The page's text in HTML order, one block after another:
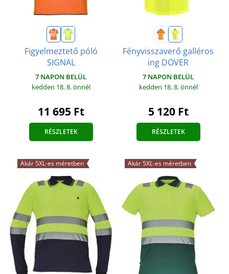
Figyelmeztető póló
SIGNAL
7 NAPON BELÜL
kedden 18. 8.önnél
11 695 Ft
RÉSZLETEK
Fényvisszaverő galléros
ing DOVER
7 NAPON BELÜL
kedden 18. 8.önnél
5 120 Ft
RÉSZLETEK
Akár 5XL-es méretben Akár 5XL-es méretben